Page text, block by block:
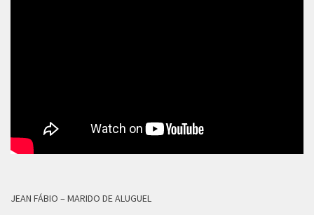
JEAN FÁBIO – MARIDO DE ALUGUEL